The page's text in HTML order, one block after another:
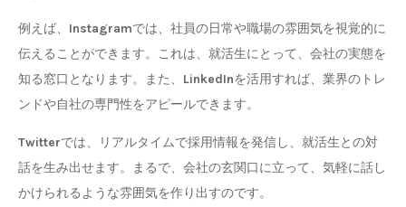
例えば、 Instagramでは、社員の日常や職場の雰囲気を視覚的に
伝えることができます。これは、就活生にとって、会社の実態を
知る窓口となります。また、 LinkedInを活用すれば、業界のトレ
ンドや自社の専門性をアピールできます。
Twitterでは、リアルタイムで採用情報を発信し、就活生との対
話を生み出せます。まるで、会社の玄関口に立って、気軽に話し
かけられるような雰囲気を作り出すのです。